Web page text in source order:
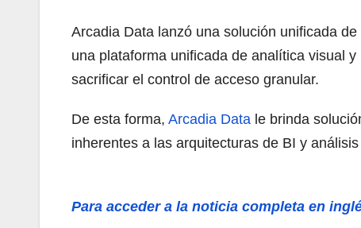
Arcadia Data lanzó una solución unificada
una plataforma unificada de analítica visual
sacrificar el control de acceso granular.
De esta forma, Arcadia Data le brinda
inherentes a las arquitecturas de BI y
Para acceder a la noticia completa en